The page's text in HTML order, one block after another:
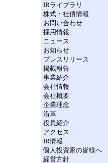
IRライブラリ
株式・社債情報
お問い合わせ
採用情報
ニュース
お知らせ
プレスリリース
掲載報告
事業紹介
会社情報
会社概要
企業理念
沿革
役員紹介
アクセス
IR情報
個人投資家の皆様へ
経営方針